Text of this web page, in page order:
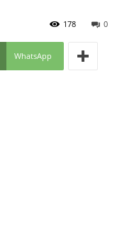
0
178
WhatsApp